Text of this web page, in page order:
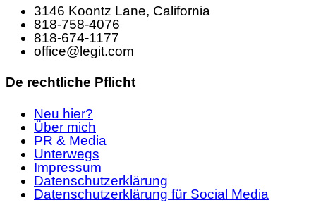
3146 Koontz Lane, California
818-758-4076
818-674-1177
office@legit.com
De rechtliche Pflicht
Neu hier?
Über mich
PR & Media
Unterwegs
Impressum
Datenschutzerklärung
Datenschutzerklärung für Social Media